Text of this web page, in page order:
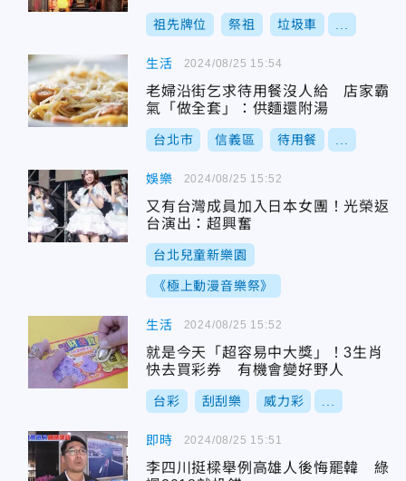
塔」
祖先牌位 祭祖 垃圾車
生活
老婦沿街乞求待用餐沒人給 店家霸
氣「做全套」：供麵還附湯
台北市 信義區 待用餐
2024/08/25 15:54
娛樂
又有台灣成員加入日本女團！光榮返
台演出：超興奮
台北兒童新樂園
《極上動漫音樂祭》
2024/08/25 15:52
生活
就是今天「超容易中大獎」！3生肖
快去買彩券 有機會變好野人
台彩 刮刮樂 威力彩
2024/08/25 15:52
即時
李四川挺樑舉例高雄人後悔罷韓 綠
2024/08/25 15:51